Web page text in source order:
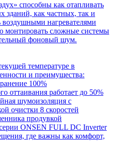
способны как отапливать
зданий, как частных, так и
нагревателями
монтировать сложные системы
фоновый шум.
температуре в
и преимущества:
100%
оттаивания работает до 50%
шумоизоляция с
очистки 8 скоростей
продувкой
ONSEN FULL DC Inverter
где важны как комфорт,